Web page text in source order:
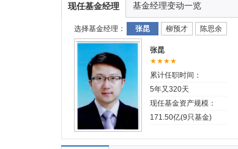
现任基金经理 基金经理变动一览
选择基金经理： 张昆 柳预才 陈思余
张昆
★★★★
累计任职时间：
5年又320天
现任基金资产规模：
171.50亿(9只基金)